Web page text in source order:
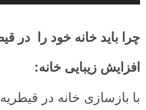
چرا باید خانه خود را در
افزایش زیبایی خانه:
با بازسازی خانه در